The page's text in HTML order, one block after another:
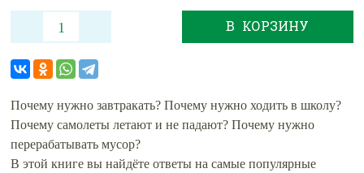
В КОРЗИНУ
Почему нужно завтракать? Почему нужно ходить в школу?
Почему самолеты летают и не падают? Почему нужно
перерабатывать мусор?
В этой книге вы найдёте ответы на самые популярные